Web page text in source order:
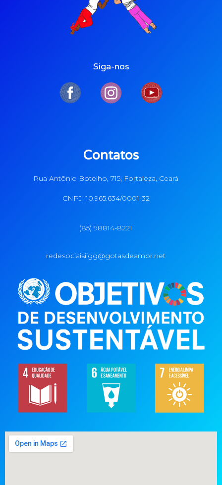
Siga-nos
Contatos
Rua Antônio Botelho, 715, Fortaleza, Ceará
CNPJ: 10.965.634/0001-32
(85) 98814-8221
redesociaisiigg@gotasdeamor.net